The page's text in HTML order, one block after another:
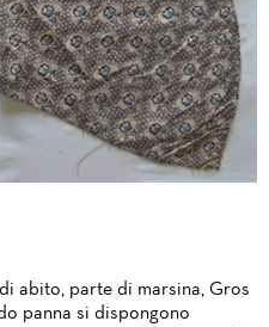
abito, parte di marsina, Gros
panna si dispongono